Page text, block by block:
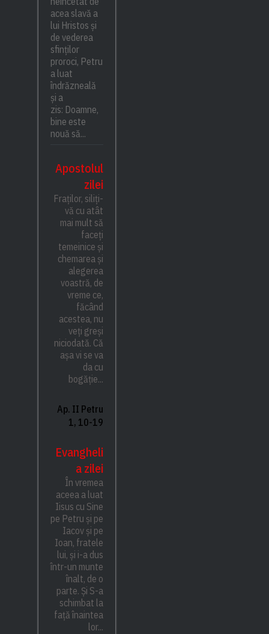
acea slavă a
lui Hristos și
de vederea
sfinților
proroci, Petru
a luat
îndrăzneală
și a
zis: Doamne,
bine este
nouă să...
Apostolul
zilei
Fraților, siliți-
vă cu atât
mai mult să
faceți
temeinice și
chemarea și
alegerea
voastră, de
vreme ce,
făcând
acestea, nu
veți greși
niciodată. Că
așa vi se va
da cu
bogăție...
Ap. II Petru
1, 10-19
Evangheli
a zilei
În vremea
aceea a luat
Iisus cu Sine
pe Petru și pe
Iacov și pe
Ioan, fratele
lui, și i-a dus
într-un munte
înalt, de o
parte. Și S-a
schimbat la
față înaintea
lor...